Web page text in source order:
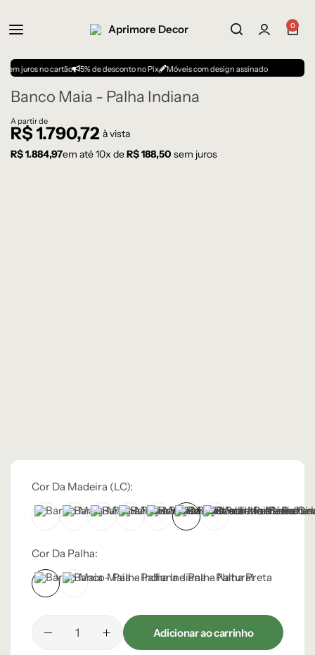
0
no cartão 5% de desconto no Pix Móveis com design assinado
Banco Maia - Palha Indiana
A partir de
R$ 1.790,72 à vista
R$1.884,97em até10x deR$188,50 sem juros
Cor Da Madeira (LC):
CastanhoCastanho Médio
Laca Branco
Laca CinzaLaca Preta
Mel Natural
Cor Da Palha:
Palha Natural
Palha Preta
Adicionar ao carrinho